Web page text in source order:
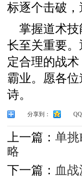
标逐个击破，
掌握道术
长至关重要
定合理的战
霸业。愿各
诗。
分享到：
上一篇： 单挑
略
下一篇： 血